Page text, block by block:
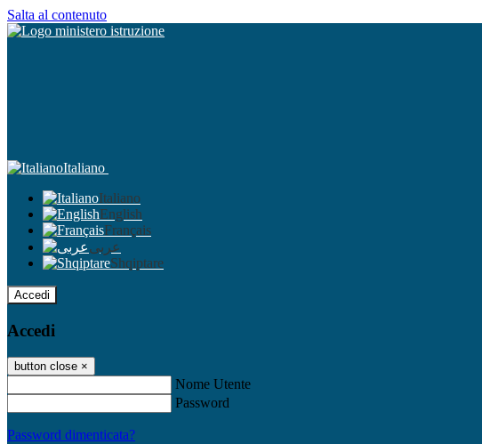
Salta al contenuto
Italiano
Italiano
English
Français
عربى
Shqiptare
Accedi
Accedi
button close ×
Nome Utente
Password
Password dimenticata?